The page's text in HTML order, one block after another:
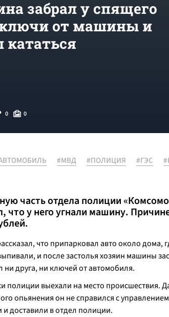
забрал у спящего
от машины и
кататься
0 0
#МВД #ПОЛИЦИЯ #ГЭС
часть отдела полиции
что у него угнали машину.
что припарковал авто около дома,
и после застолья хозяин машины
ни друга, ни ключей от автомобиля.
полиции выехали на место происшествия.
опьянения он не справился с
и доставили в отдел полиции.